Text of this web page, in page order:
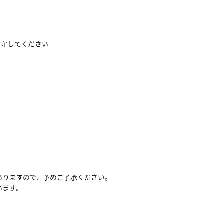
してください
ますので、予めご了承ください。
す。